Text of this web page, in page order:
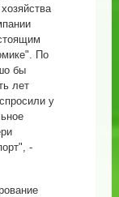
По
бы
лет
у
-